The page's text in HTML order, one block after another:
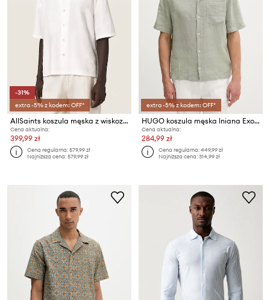
-31%
extra -5% z kodem: OFF*
AllSaints koszula męska z wiskozą PURLEY
Cena aktualna:
399,99 zł
Cena regularna:579,99 zł
Najniższa cena:579,99 zł
extra -5% z kodem: OFF*
HUGO koszula męska lniana Exolino
Cena aktualna:
284,99 zł
Cena regularna:449,99 zł
Najniższa cena:314,99 zł